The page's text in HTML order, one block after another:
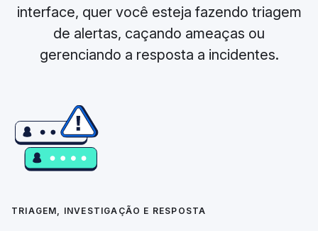
interface, quer você esteja fazendo triagem
de alertas, caçando ameaças ou
gerenciando a resposta a incidentes.
TRIAGEM, INVESTIGAÇÃO E RESPOSTA